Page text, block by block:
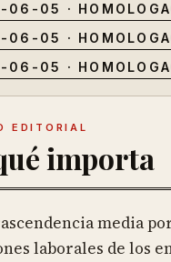
06-05
·
06-05
·
06-05
·
EDITORIAL
importa
media
laborales de los